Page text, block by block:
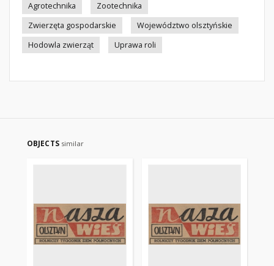
Agrotechnika
Zootechnika
Zwierzęta gospodarskie
Województwo olsztyńskie
Hodowla zwierząt
Uprawa roli
OBJECTS similar